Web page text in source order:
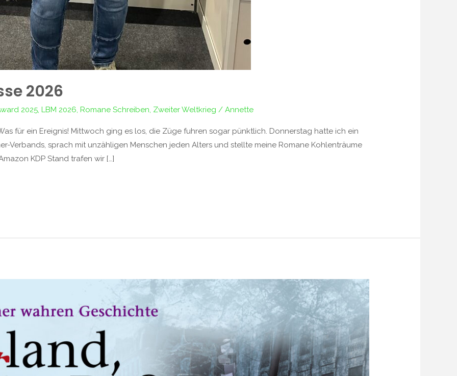
2026
2025 LBM 2026 Romane Schreiben Zweiter Weltkrieg /Annette
für ein Ereignis! Mittwoch ging es los, die Züge fuhren sogar pünktlich. Donnerstag hatte ich ein
Verbands, sprach mit unzähligen Menschen jeden Alters und stellte meine Romane Kohlenträume
KDP Stand trafen wir […]